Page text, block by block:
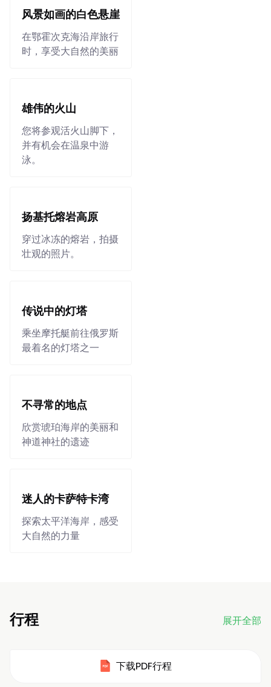
风景如画的白色悬崖
在鄂霍次克海沿岸旅行
时，享受大自然的美丽
雄伟的火山
您将参观活火山脚下，
并有机会在温泉中游
泳。
扬基托熔岩高原
穿过冰冻的熔岩，拍摄
壮观的照片。
传说中的灯塔
乘坐摩托艇前往俄罗斯
最着名的灯塔之一
不寻常的地点
欣赏琥珀海岸的美丽和
神道神社的遗迹
迷人的卡萨特卡湾
探索太平洋海岸，感受
大自然的力量
行程 展开全部
下载PDF行程